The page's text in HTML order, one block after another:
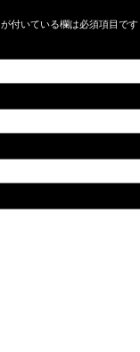
が付いている欄は必須項目です